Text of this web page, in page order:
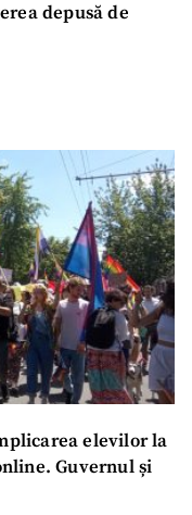
depusă de
elevilor la
Guvernul și